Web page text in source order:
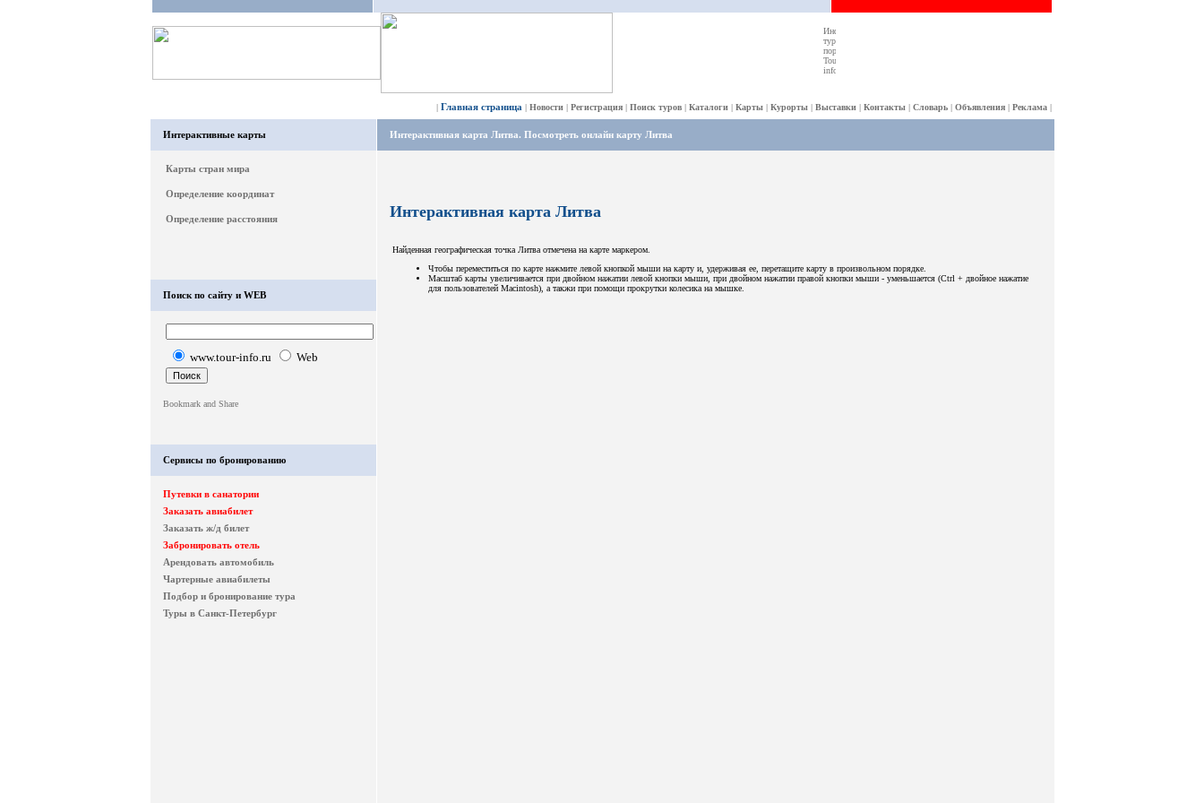
| Главная страница | Новости | Регистрация | Поиск туров | Каталоги | Карты | Курорты | Выставки | Контакты | Словарь | Объявления | Реклама |
Интерактивные карты
Карты стран мира
Определение координат
Определение расстояния
Поиск по сайту и WEB
www.tour-info.ru Web
Сервисы по бронированию
Путевки в санатории
Заказать авиабилет
Заказать ж/д билет
Забронировать отель
Арендовать автомобиль
Чартерные авиабилеты
Подбор и бронирование тура
Туры в Санкт-Петербург
Интерактивная карта Литва. Посмотреть онлайн карту Литва
Интерактивная карта Литва
Найденная географическая точка Литва отмечена на карте маркером.
Чтобы переместиться по карте нажмите левой кнопкой мыши на карту и, удерживая ее, перетащите карту в произвольном порядке.
Масштаб карты увеличивается при двойном нажатии левой кнопки мыши, при двойном нажатии правой кнопки мыши - уменьшается (Ctrl + двойное нажатие
для пользователей Macintosh), а такжи при помощи прокрутки колесика на мышке.